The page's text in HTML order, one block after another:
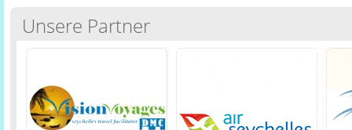
Unsere Partner